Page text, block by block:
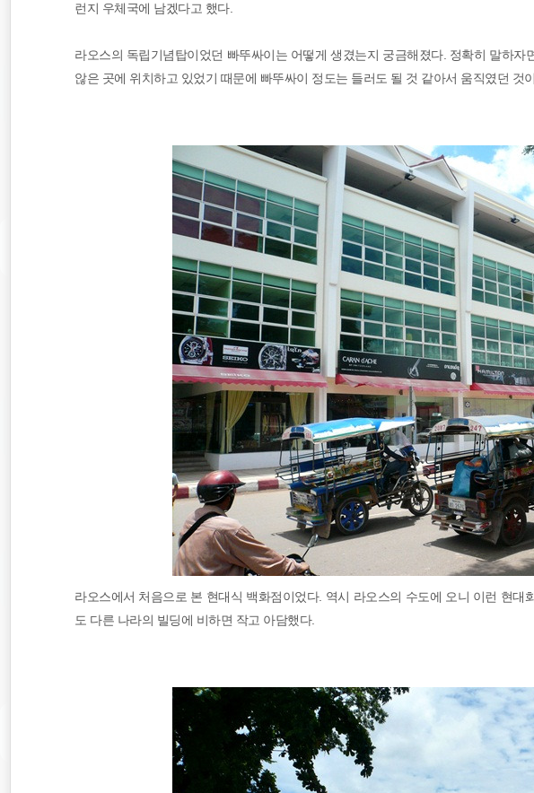
런지 우체국에 남겠다고 했다.
라오스의 독립기념탑이었던 빠뚜싸이는 어떻게 생겼는지 궁금해졌다. 정확히 말하
않은 곳에 위치하고 있었기 때문에 빠뚜싸이 정도는 들러도 될 것 같아서 움직였던 것
라오스에서 처음으로 본 현대식 백화점이었다. 역시 라오스의 수도에 오니 이런 현
도 다른 나라의 빌딩에 비하면 작고 아담했다.